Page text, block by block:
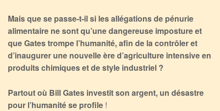
Mais que se passe-t-il si les allégations de pénurie
alimentaire ne sont qu’une dangereuse imposture et
que Gates trompe l’humanité, afin de la contrôler et
d’inaugurer une nouvelle ère d’agriculture intensive en
produits chimiques et de style industriel ?
Partout où Bill Gates investit son argent, un désastre
pour l’humanité se profile !